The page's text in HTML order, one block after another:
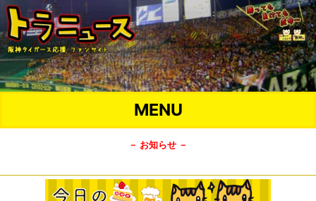
MENU
－ お知らせ －